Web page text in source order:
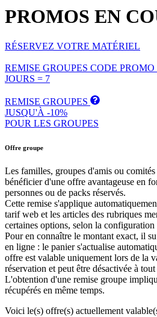
PROMOS EN
RÉSERVEZ VOTRE MATÉRIEL
REMISE GROUPES CODE PROMO
JOURS = 7
REMISE GROUPES
JUSQU'À -10%
POUR LES GROUPES
Offre groupe
Les familles, groupes d'amis ou
bénéficier d'une offre avantageuse en
personnes ou de packs réservés.
Cette remise s'applique
tarif web et les articles des rubriques
certaines options, selon la configuration
Pour en connaître le montant exact, il
en ligne : le panier s'actualise
offre est valable uniquement lors de la
réservation et peut être désactivée à
L'obtention d'une remise groupe
récupérés en même temps.
Voici le(s) offre(s) actuellement